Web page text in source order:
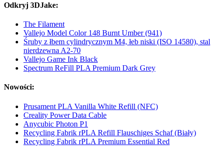
Odkryj 3DJake:
The Filament
Vallejo Model Color 148 Burnt Umber (941)
Śruby z łbem cylindrycznym M4, łeb niski (ISO 14580), stal
nierdzewna A2-70
Vallejo Game Ink Black
Spectrum ReFill PLA Premium Dark Grey
Nowości:
Prusament PLA Vanilla White Refill (NFC)
Creality Power Data Cable
Anycubic Photon P1
Recycling Fabrik rPLA Refill Flauschiges Schaf (Biały)
Recycling Fabrik rPLA Premium Essential Red